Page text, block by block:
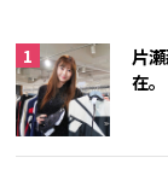
片
在